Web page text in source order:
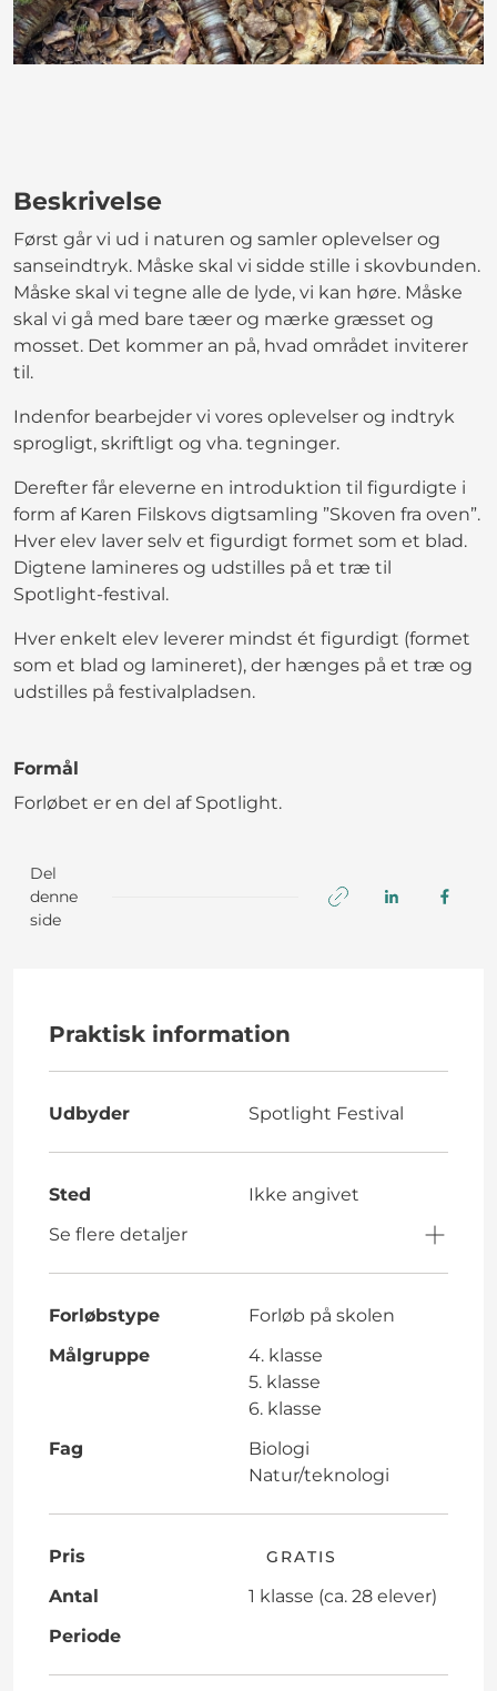
Beskrivelse
Først går vi ud i naturen og samler oplevelser og
sanseindtryk. Måske skal vi sidde stille i skovbunden.
Måske skal vi tegne alle de lyde, vi kan høre. Måske
skal vi gå med bare tæer og mærke græsset og
mosset. Det kommer an på, hvad området inviterer
til.
Indenfor bearbejder vi vores oplevelser og indtryk
sprogligt, skriftligt og vha. tegninger.
Derefter får eleverne en introduktion til figurdigte i
form af Karen Filskovs digtsamling ”Skoven fra oven”.
Hver elev laver selv et figurdigt formet som et blad.
Digtene lamineres og udstilles på et træ til
Spotlight-festival.
Hver enkelt elev leverer mindst ét figurdigt (formet
som et blad og lamineret), der hænges på et træ og
udstilles på festivalpladsen.
Formål
Forløbet er en del af Spotlight.
Del
denne
side
Praktisk information
Udbyder Spotlight Festival
Sted
Ikke angivet
Se flere detaljer
Forløbstype
Forløb på skolen
Målgruppe
4. klasse
5. klasse
6. klasse
Fag
Biologi
Natur/teknologi
Pris GRATIS
Antal
1 klasse (ca. 28 elever)
Periode